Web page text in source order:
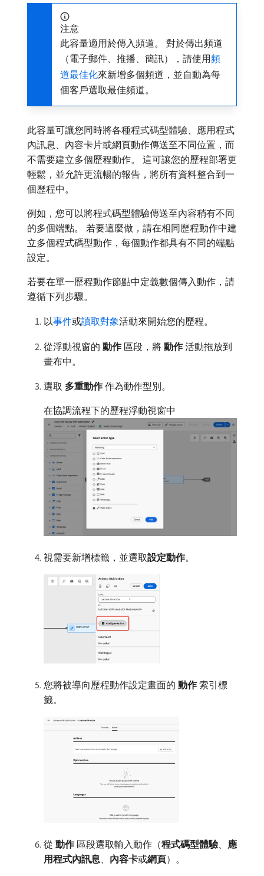
注意
此容量適用於傳入頻道。 對於傳出頻道
（電子郵件、推播、簡訊），請使用頻
道最佳化來新增多個頻道，並自動為每
個客戶選取最佳頻道。
此容量可讓您同時將各種程式碼型體驗、應用程式
內訊息、內容卡片或網頁動作傳送至不同位置，而
不需要建立多個歷程動作。 這可讓您的歷程部署更
輕鬆，並允許更流暢的報告，將所有資料整合到一
個歷程中。
例如，您可以將程式碼型體驗傳送至內容稍有不同
的多個端點。 若要這麼做，請在相同歷程動作中建
立多個程式碼型動作，每個動作都具有不同的端點
設定。
若要在單一歷程動作節點中定義數個傳入動作，請
遵循下列步驟。
以事件或讀取對象活動來開始您的歷程。
從浮動視窗的​ 動作​區段，將​ 動作​活動拖放到
畫布中。
選取​ 多重動作​作為動作型別。
在協調流程下的歷程浮動視窗中
視需要新增標籤，並選取​設定動作。
您將被導向歷程動作設定畫面的​ 動作​索引標
籤。
從​ 動作​區段選取輸入動作（程式碼型體驗、 應
用程式內訊息
內容卡​或​網頁）。